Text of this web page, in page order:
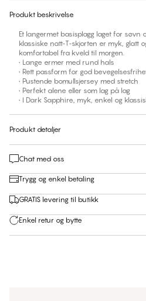
Produkt beskrivelse
Et langermet basisplagg laget for søvn
klassiske natt‑T‑skjorten er myk, glatt
komfortabel fra kveld til morgen.
• Lange ermer med rund hals
• Rett passform for god
• Pustende bomullsjersey med stretch
• Perfekt alene eller som lag på lag
• I Dark Sapphire, myk, enkel og
Produkt detaljer
Chat med oss
Trygg og enkel betaling
GRATIS levering til butikk
Enkel retur og bytte